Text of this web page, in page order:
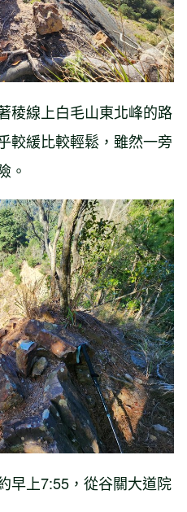
稜線上白毛山東北峰的路
較緩比較輕鬆，雖然一旁
。
早上7:55，從谷關大道院